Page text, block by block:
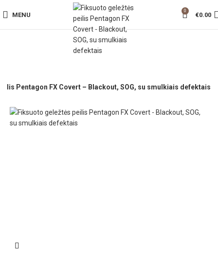
MENU
0
€0.00
Pentagon FX Covert – Blackout, SOG, su smulkiais defektais